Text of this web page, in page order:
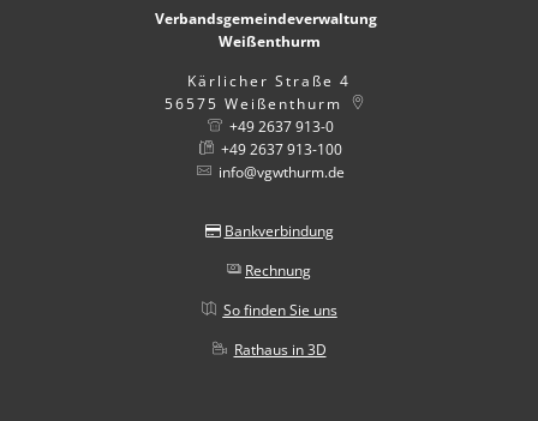
Verbandsgemeindeverwaltung
Weißenthurm
Kärlicher Straße 4
56575 Weißenthurm
+49 2637 913-0
+49 2637 913-100
info@vgwthurm.de
Bankverbindung
Rechnung
So finden Sie uns
Rathaus in 3D